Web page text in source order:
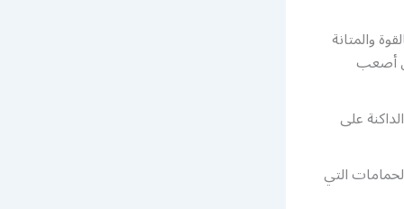
والمتانة
أصعب
على
التي